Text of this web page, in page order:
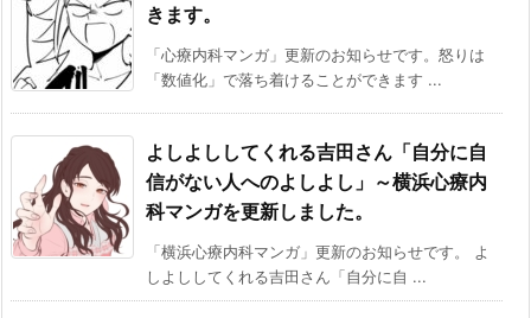
きます。
「心療内科マンガ」更新のお知らせです。怒りは
「数値化」で落ち着けることができます ...
よしよししてくれる吉田さん「自分に自
信がない人へのよしよし」～横浜心療内
科マンガを更新しました。
「横浜心療内科マンガ」更新のお知らせです。 よ
しよししてくれる吉田さん「自分に自 ...